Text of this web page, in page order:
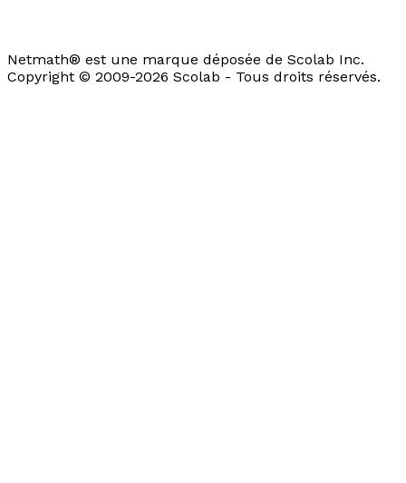
Netmath® est une marque déposée de Scolab Inc.
Copyright © 2009-2026 Scolab - Tous droits réservés.